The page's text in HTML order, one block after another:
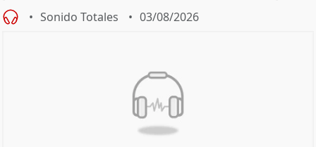
de Calor
Sonido Totales 03/08/2026